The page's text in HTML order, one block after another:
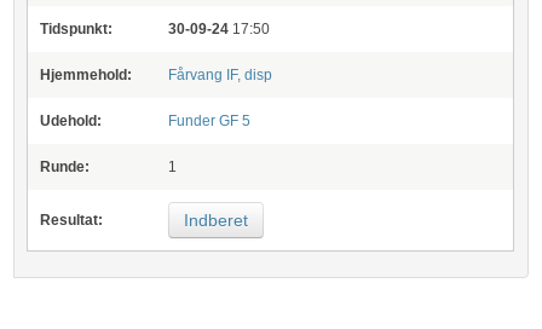
Tidspunkt: 30-09-24 17:50
Hjemmehold: Fårvang IF, disp
Udehold: Funder GF 5
Runde: 1
Resultat: Indberet